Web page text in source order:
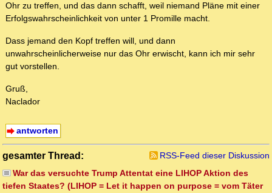
Ohr zu treffen, und das dann schafft, weil niemand Pläne mit einer
Erfolgswahrscheinlichkeit von unter 1 Promille macht.
Dass jemand den Kopf treffen will, und dann
unwahrscheinlicherweise nur das Ohr erwischt, kann ich mir sehr
gut vorstellen.
Gruß,
Naclador
antworten
gesamter Thread:
RSS-Feed dieser Diskussion
War das versuchte Trump Attentat eine LIHOP Aktion des
tiefen Staates? (LIHOP = Let it happen on purpose = vom Täter